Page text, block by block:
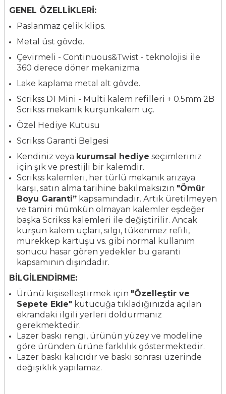
GENEL ÖZELLİKLERİ:
Paslanmaz çelik klips.
Metal üst gövde.
Çevirmeli - Continuous&Twist - teknolojisi ile
360 derece döner mekanizma.
Lake kaplama metal alt gövde.
Scrikss D1 Mini - Multi kalem refilleri + 0.5mm 2B
Scrikss mekanik kurşunkalem uç.
Özel Hediye Kutusu
Scrikss Garanti Belgesi
Kendiniz veya kurumsal hediye seçimleriniz
için şık ve prestijli bir kalemdir.
Scrikss kalemleri, her türlü mekanik arızaya
karşı, satın alma tarihine bakılmaksızın "Ömür
Boyu Garanti” kapsamındadır. Artık üretilmeyen
ve tamiri mümkün olmayan kalemler eşdeğer
başka Scrikss kalemleri ile değiştirilir. Ancak
kurşun kalem uçları, silgi, tükenmez refili,
mürekkep kartuşu vs. gibi normal kullanım
sonucu hasar gören yedekler bu garanti
kapsamının dışındadır.
BİLGİLENDİRME:
Ürünü kişiselleştirmek için "Özelleştir ve
Sepete Ekle" kutucuğa tıkladığınızda açılan
ekrandaki ilgili yerleri doldurmanız
gerekmektedir.
Lazer baskı rengi, ürünün yüzey ve modeline
göre üründen ürüne farklılık göstermektedir.
Lazer baskı kalıcıdır ve baskı sonrası üzerinde
değişiklik yapılamaz.